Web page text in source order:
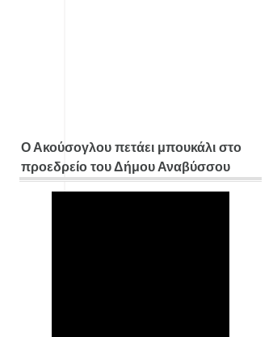
Ο Ακούσογλου πετάει μπουκάλι στο
προεδρείο του Δήμου Αναβύσσου